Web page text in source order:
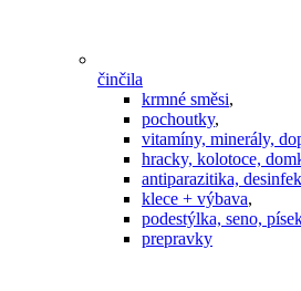
činčila
krmné směsi,
pochoutky,
vitamíny, minerály,
hracky, kolotoce,
antiparazitika,
klece + výbava,
podestýlka, seno,
prepravky